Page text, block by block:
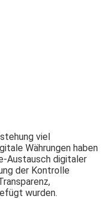
viel
Währungen haben
Austausch digitaler
der Kontrolle
wurden.